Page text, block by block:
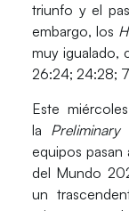
triunfo y el
embargo, los
muy igualado,
26:24; 24:28;
Este
la
equipos pasan
del Mundo
un